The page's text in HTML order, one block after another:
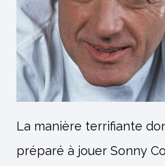
La manière terrifiante
préparé à jouer Sonny